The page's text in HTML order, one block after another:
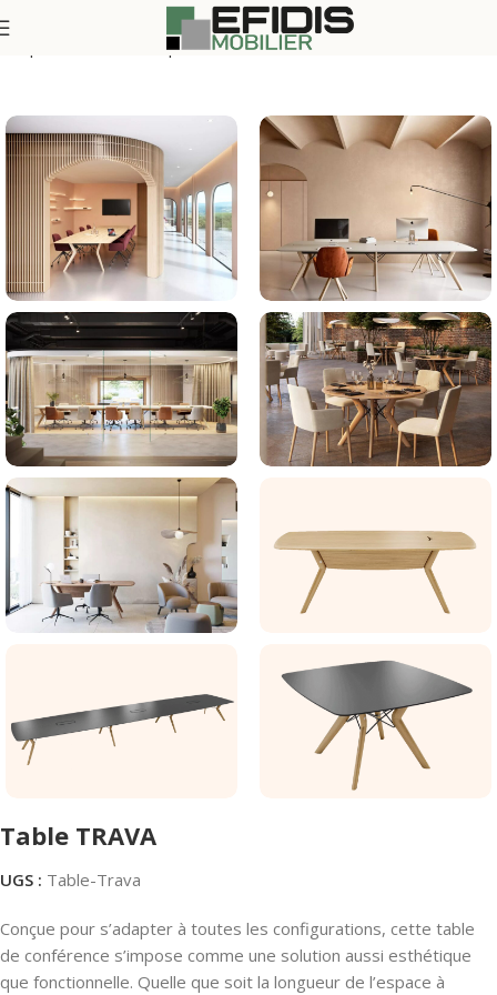
Espace bureau et réunion
Table TRAVA
UGS : Table-Trava
Conçue pour s’adapter à toutes les configurations, cette table
de conférence s’impose comme une solution aussi esthétique
que fonctionnelle. Quelle que soit la longueur de l’espace à